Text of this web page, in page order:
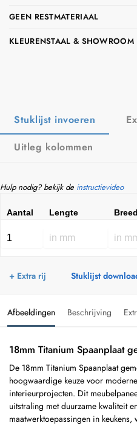
GEEN RESTMATERIAAL
KLEURENSTAAL & SHOWROOM
Stuklijst invoeren
Uitleg kolommen
Hulp nodig? bekijk de instructievideo
Aantal Lengte
+ Extra rij Stuklijst
Afbeeldingen Beschrijving
18mm Titanium Spaanplaat
De 18mm Titanium Spaanplaat
hoogwaardige keuze voor
interieurprojecten. Dit
uitstraling met duurzame kwaliteit
maatwerktoepassingen in keukens,